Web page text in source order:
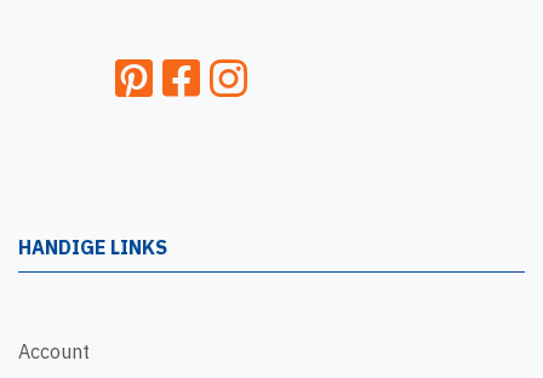
HANDIGE LINKS
Account